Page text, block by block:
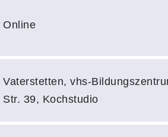
Online
Vaterstetten, vhs-
Str. 39, Kochstudio